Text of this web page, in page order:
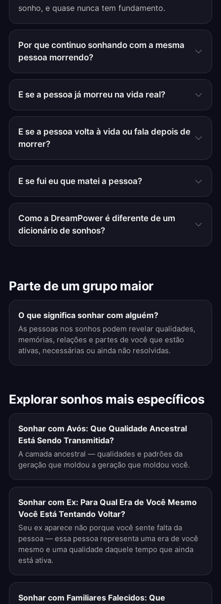
sonho, e quase nunca tem fundamento.
Por que continuo sonhando com a mesma
pessoa morrendo?
E se a pessoa já morreu na vida real?
E se a pessoa volta à vida ou fala depois de
morrer?
E se fui eu que matei a pessoa?
Como a DreamPower é diferente de um
dicionário de sonhos?
Parte de um grupo maior
O que significa sonhar com alguém?
As pessoas nos sonhos podem revelar qualidades,
memórias, relações e partes de você que estão
ativas, necessárias ou ainda não resolvidas.
Explorar sonhos mais específicos
Sonhar com Avós: Que Qualidade Ancestral
Está Sendo Transmitida?
A camada ancestral — qualidades e padrões da
geração que moldou a geração que moldou você.
Sonhar com Ex: Para Qual Era de Você Mesmo
Você Está Tentando Voltar?
Seu ex aparece não porque você sente falta da
pessoa — essa pessoa representa uma era de você
mesmo e uma qualidade daquele tempo que ainda
está ativa.
Sonhar com Familiares Falecidos: Que